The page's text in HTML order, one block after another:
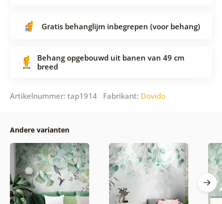
Gratis behanglijm inbegrepen (voor behang)
Behang opgebouwd uit banen van 49 cm
breed
Artikelnummer: tap1914 Fabrikant: Dovido
Andere varianten